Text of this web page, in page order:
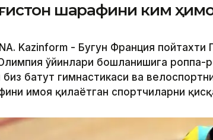
шарафини ким
Kazinform - Бугун Франция пойтахти
ўйинлари бошланишига роппа-
биз батут гимнастикаси ва
ҳимоя қилаётган спортчиларни